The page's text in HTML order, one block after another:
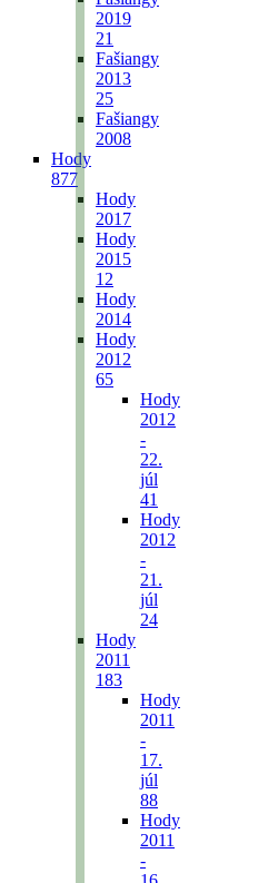
2019
21
Fašiangy
2013
25
Fašiangy
2008
Hody
877
Hody
2017
Hody
2015
12
Hody
2014
Hody
2012
65
Hody
2012
-
22.
júl
41
Hody
2012
-
21.
júl
24
Hody
2011
183
Hody
2011
-
17.
júl
88
Hody
2011
-